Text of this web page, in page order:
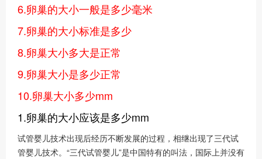
6.卵巢的大小一般是多少毫米
7.卵巢的大小标准是多少
8.卵巢大小多大是正常
9.卵巢大小是多少正常
10.卵巢大小多少mm
1.卵巢的大小应该是多少mm
试管婴儿技术出现后经历不断发展的过程，相继出现了三代试
管婴儿技术。“三代试管婴儿”是中国特有的叫法，国际上并没有